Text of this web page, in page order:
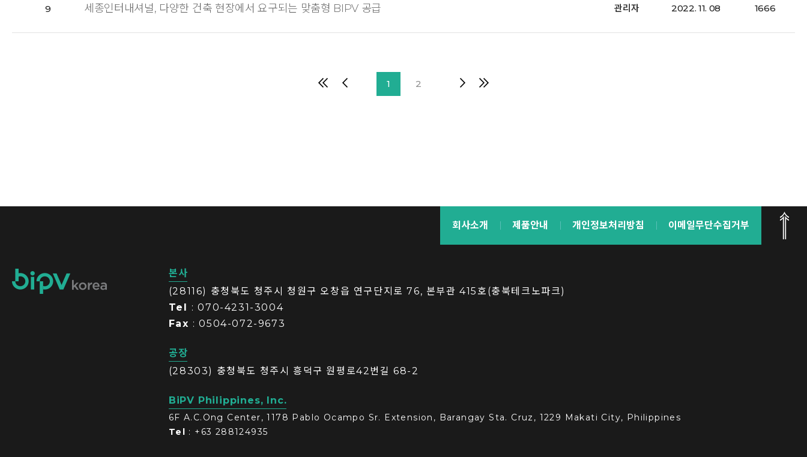
9 세종인터내셔널, 다양한 건축 현장에서 요구되는 맞춤형 BIPV 공급 관리자 2022. 11. 08 1666
1 2
회사소개 제품안내 개인정보처리방침 이메일무단수집거부
본사
(28116) 충청북도 청주시 청원구 오창읍 연구단지로 76, 본부관 415호(충북테크노파크)
Tel : 070-4231-3004
Fax : 0504-072-9673
공장
(28303) 충청북도 청주시 흥덕구 원평로42번길 68-2
BiPV Philippines, Inc.
6F A.C.Ong Center, 1178 Pablo Ocampo Sr. Extension, Barangay Sta. Cruz, 1229 Makati City, Philippines
Tel : +63 288124935